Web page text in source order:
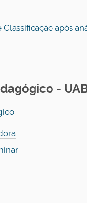
após
-